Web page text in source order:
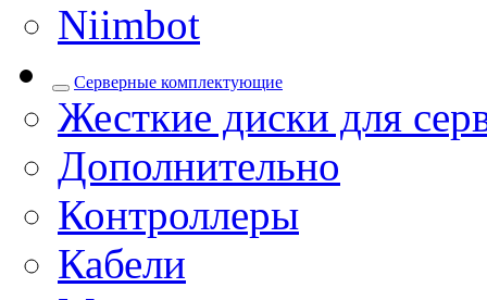
Niimbot
Серверные комплектующие
Жесткие диски для
Дополнительно
Контроллеры
Кабели